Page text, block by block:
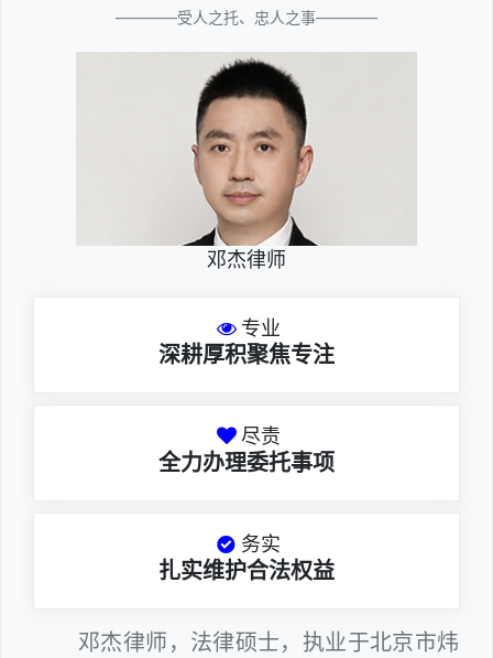
————受人之托、忠人之事————
邓杰律师
专业
深耕厚积聚焦专注
尽责
全力办理委托事项
务实
扎实维护合法权益
邓杰律师，法律硕士，执业于北京市炜